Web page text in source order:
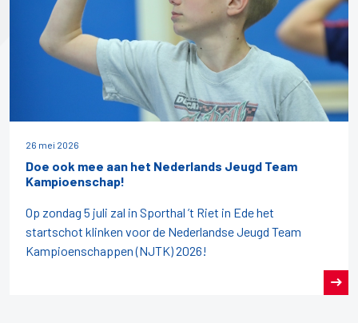
26 mei 2026
Doe ook mee aan het Nederlands Jeugd Team
Kampioenschap!
Op zondag 5 juli zal in Sporthal ’t Riet in Ede het
startschot klinken voor de Nederlandse Jeugd Team
Kampioenschappen (NJTK) 2026!